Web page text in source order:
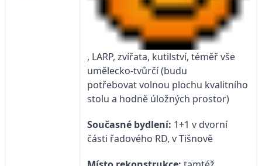
, LARP, zvířata, kutilství, téměř vše
umělecko-tvůrčí (budu
potřebovat volnou plochu kvalitního
stolu a hodně úložných prostor)
Současné bydlení: 1+1 v dvorní
části řadového RD, v Tišnově